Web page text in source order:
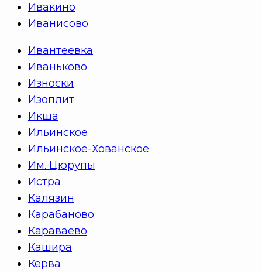
Ивакино
Иванисово
Ивантеевка
Иваньково
Износки
Изоплит
Икша
Ильинское
Ильинское-Хованское
Им. Цюрупы
Истра
Калязин
Карабаново
Караваево
Кашира
Керва